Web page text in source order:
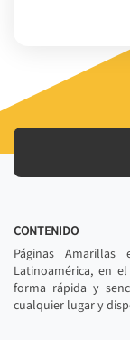
CONTENIDO
Páginas
Latinoamérica, en
forma rápida y
cualquier lugar y